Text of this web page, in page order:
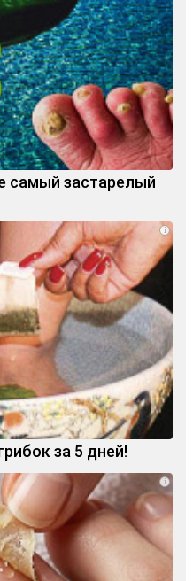
самый застарелый
i
за 5 дней!
i